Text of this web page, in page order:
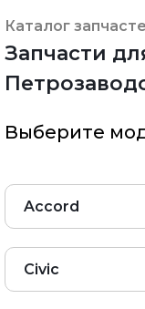
Каталог
Запчасти
Выберите
Accord
Civic